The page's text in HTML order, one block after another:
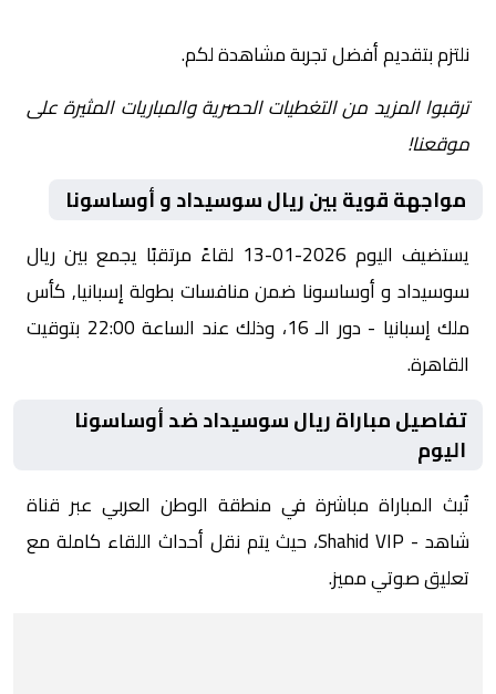
نلتزم بتقديم أفضل تجربة مشاهدة لكم.
ترقبوا المزيد من التغطيات الحصرية والمباريات المثيرة على
موقعنا!
مواجهة قوية بين ريال سوسيداد و أوساسونا
يستضيف اليوم 2026-01-13 لقاءً مرتقبًا يجمع بين ريال
سوسيداد و أوساسونا ضمن منافسات بطولة إسبانيا, كأس
ملك إسبانيا - دور الـ 16، وذلك عند الساعة 22:00 بتوقيت
القاهرة.
تفاصيل مباراة ريال سوسيداد ضد أوساسونا
اليوم
تُبث المباراة مباشرة في منطقة الوطن العربي عبر قناة
شاهد - Shahid VIP، حيث يتم نقل أحداث اللقاء كاملة مع
تعليق صوتي مميز.